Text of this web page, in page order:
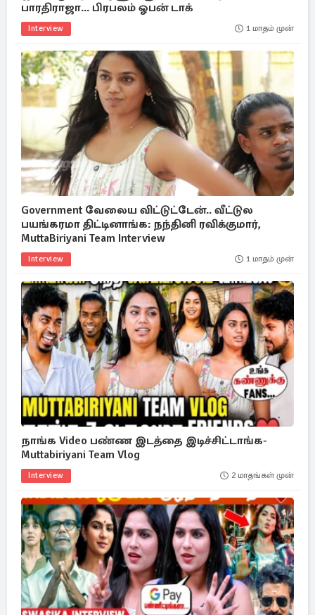
பாரதிராஜா... பிரபலம் ஓபன் டாக்
Interview 1 மாதம் முன்
Government வேலைய விட்டுட்டேன்.. வீட்டுல
பயங்கரமா திட்டினாங்க: நந்தினி ரவிக்குமார்,
MuttaBiriyani Team Interview
Interview 1 மாதம் முன்
நாங்க Video பண்ண இடத்தை இடிச்சிட்டாங்க-
Muttabiriyani Team Vlog
Interview 2 மாதங்கள் முன்